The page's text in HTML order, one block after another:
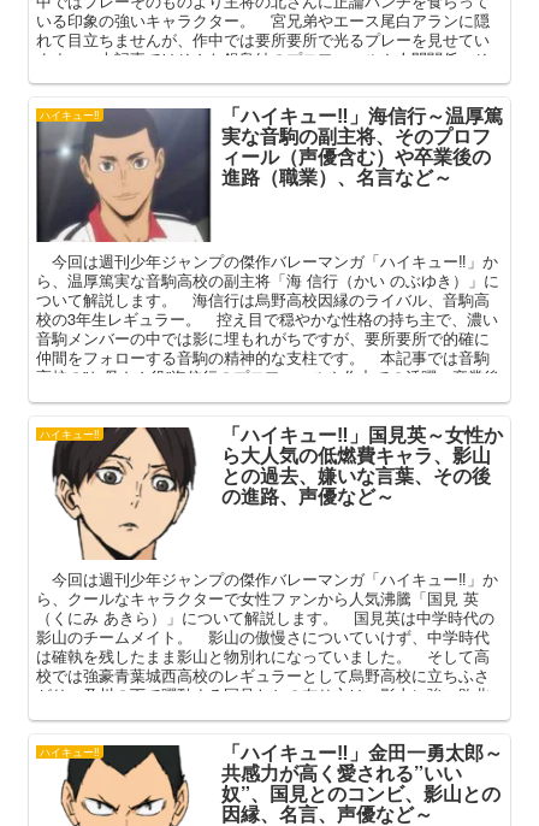
いる印象の強いキャラクター。 宮兄弟やエース尾白アランに隠
れて目立ちませんが、作中では要所要所で光るプレーを見せてい
ます。 本記事ではそんな銀島結のプロフィールや人間関係、そ
ハイキュー‼ 「ハイキュー‼」海信行～温厚篤
実な音駒の副主将、そのプロフ
ィール（声優含む）や卒業後の
進路（職業）、名言など～
今回は週刊少年ジャンプの傑作バレーマンガ「ハイキュー‼」か
ら、温厚篤実な音駒高校の副主将「海 信行（かい のぶゆき）」に
ついて解説します。 海信行は烏野高校因縁のライバル、音駒高
校の3年生レギュラー。 控え目で穏やかな性格の持ち主で、濃い
音駒メンバーの中では影に埋もれがちですが、要所要所で的確に
仲間をフォローする音駒の精神的な支柱です。 本記事では音駒
高校の”お母さん役”海信行のプロフィールや作中での活躍、卒業後
ハイキュー‼ 「ハイキュー‼」国見英～女性か
ら大人気の低燃費キャラ、影山
との過去、嫌いな言葉、その後
の進路、声優など～
今回は週刊少年ジャンプの傑作バレーマンガ「ハイキュー‼」か
ら、クールなキャラクターで女性ファンから人気沸騰「国見 英
（くにみ あきら）」について解説します。 国見英は中学時代の
影山のチームメイト。 影山の傲慢さについていけず、中学時代
は確執を残したまま影山と物別れになっていました。 そして高
校では強豪青葉城西高校のレギュラーとして烏野高校に立ちふさ
がり、及川の下で躍動する国見たちの在り方は、影山に強い敗北
執、その後の進路などを中心に深掘りしていきます。
ハイキュー‼ 「ハイキュー‼」金田一勇太郎～
共感力が高く愛される”いい
奴”、国見とのコンビ、影山との
因縁、名言、声優など～